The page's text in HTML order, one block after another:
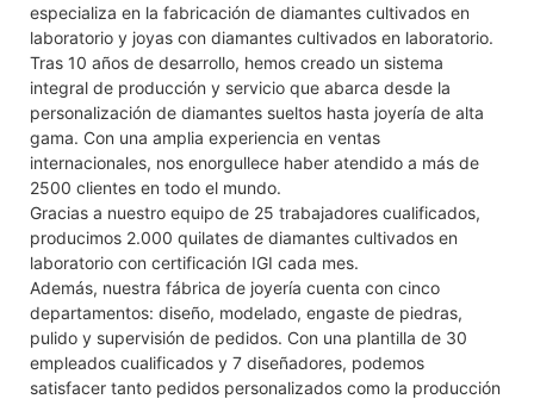
especializa en la fabricación de diamantes cultivados en
laboratorio y joyas con diamantes cultivados en laboratorio.
Tras 10 años de desarrollo, hemos creado un sistema
integral de producción y servicio que abarca desde la
personalización de diamantes sueltos hasta joyería de alta
gama. Con una amplia experiencia en ventas
internacionales, nos enorgullece haber atendido a más de
2500 clientes en todo el mundo.
Gracias a nuestro equipo de 25 trabajadores cualificados,
producimos 2.000 quilates de diamantes cultivados en
laboratorio con certificación IGI cada mes.
Además, nuestra fábrica de joyería cuenta con cinco
departamentos: diseño, modelado, engaste de piedras,
pulido y supervisión de pedidos. Con una plantilla de 30
empleados cualificados y 7 diseñadores, podemos
satisfacer tanto pedidos personalizados como la producción